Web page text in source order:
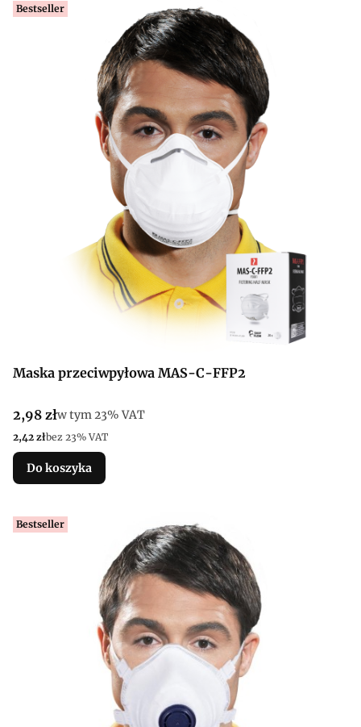
Bestseller
Maska przeciwpyłowa MAS-C-FFP2
Cena brutto
2,98 złw tym %s VAT
w tym23% VAT
Cena netto
2,42 złbez 23% VAT
Do koszyka
Bestseller